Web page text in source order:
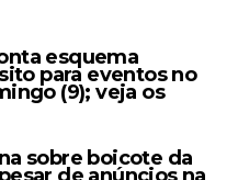
Patrão': Ambulante
recifenses estão
esquema
para eventos no
(9); veja os
sobre boicote da